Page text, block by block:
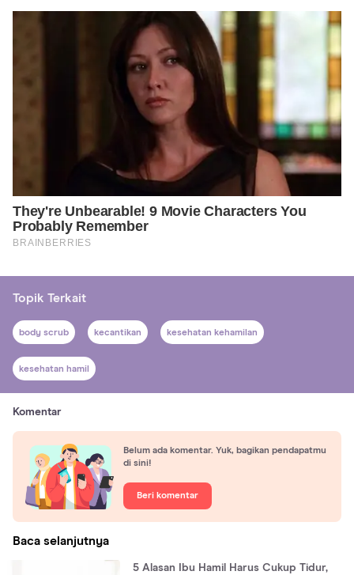
Topik Terkait
body scrub kecantikan kesehatan kehamilan
kesehatan hamil
Komentar
Belum ada komentar. Yuk, bagikan pendapatmu
di sini!
Beri komentar
Baca selanjutnya
5 Alasan Ibu Hamil Harus Cukup Tidur,